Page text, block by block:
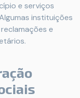
e serviços
instituições
e